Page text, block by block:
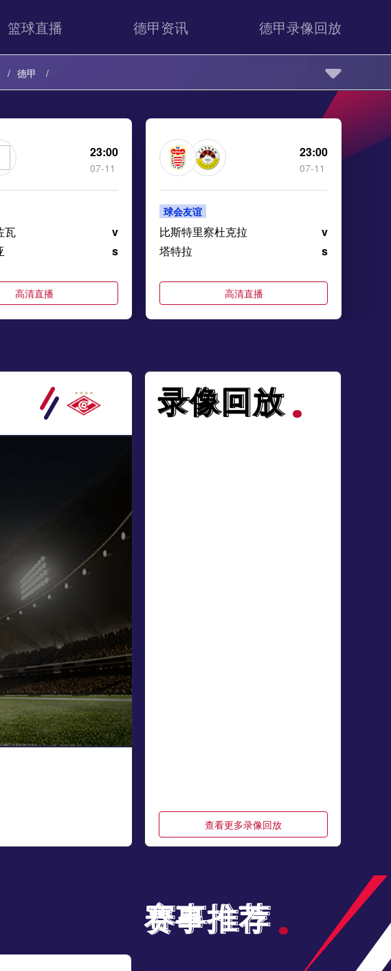
篮球直播 德甲资讯 德甲录像回放
德甲
23:00
07-11
瓦
v
s
高清直播
23:00
07-11
球会友谊
比斯特里察杜克拉
v
塔特拉
s
高清直播
录像回放
录像回放
查看更多录像回放
赛事推荐
赛事推荐